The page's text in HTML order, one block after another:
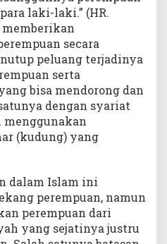
laki-laki.” (HR.
secara
peluang terjadinya
serta
bisa mendorong dan
dengan syariat
menggunakan
(kudung) yang
dalam Islam ini
perempuan, namun
perempuan dari
yang sejatinya justru